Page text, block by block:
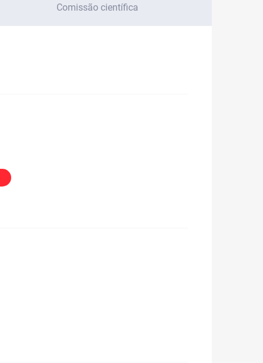
Comissão científica